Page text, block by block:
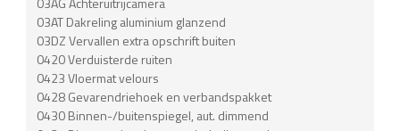
03AT Dakreling aluminium glanzend
03DZ Vervallen extra opschrift buiten
0420 Verduisterde ruiten
0423 Vloermat velours
0428 Gevarendriehoek en verbandspakket
0430 Binnen-/buitenspiegel, aut. dimmend